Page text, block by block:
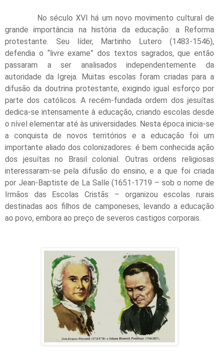
No século XVI há um novo movimento cultural de
grande importância na história da educação: a Reforma
protestante. Seu líder, Martinho Lutero (1483-1546),
defendia o “livre exame” dos textos sagrados, que então
passaram a ser analisados independentemente da
autoridade da Igreja. Muitas escolas foram criadas para a
difusão da doutrina protestante, exigindo igual esforço por
parte dos católicos. A recém-fundada ordem dos jesuítas
dedica-se intensamente à educação, criando escolas desde
o nível elementar até às universidades. Nesta época inicia-se
a conquista de novos territórios e a educação foi um
importante aliado dos colonizadores: é bem conhecida ação
dos jesuítas no Brasil colonial. Outras ordens religiosas
interessaram-se pela difusão do ensino, e a que foi criada
por Jean-Baptiste de La Salle (1651-1719 – sob o nome de
Irmãos das Escolas Cristãs – organizou escolas rurais
destinadas aos filhos de camponeses, levando a educação
ao povo, embora ao preço de severos castigos corporais.